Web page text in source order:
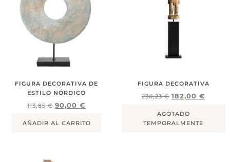
FIGURA DECORATIVA DE
ESTILO NÓRDICO
113,85€ 90,00€
AÑADIR AL CARRITO
FIGURA DECORATIVA
230,23€ 182,00 €
AGOTADO
TEMPORALMENTE